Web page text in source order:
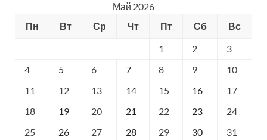
Май 2026
Пн
Вт Ср Чт Пт Сб
Вс
1
2
3
4
5 6 7 8 9
10
11
12 13 14 15 16
17
18
19 20 21 22 23
24
25
26 27 28 29 30 31